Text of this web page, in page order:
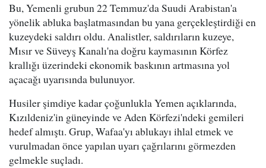
Bu, Yemenli grubun 22 Temmuz'da Suudi Arabistan'a
yönelik abluka başlatmasından bu yana gerçekleştirdiği en
kuzeydeki saldırı oldu. Analistler, saldırıların kuzeye,
Mısır ve Süveyş Kanalı'na doğru kaymasının Körfez
krallığı üzerindeki ekonomik baskının artmasına yol
açacağı uyarısında bulunuyor.
Husiler şimdiye kadar çoğunlukla Yemen açıklarında,
Kızıldeniz'in güneyinde ve Aden Körfezi'ndeki gemileri
hedef almıştı. Grup, Wafaa'yı ablukayı ihlal etmek ve
vurulmadan önce yapılan uyarı çağrılarını görmezden
gelmekle suçladı.